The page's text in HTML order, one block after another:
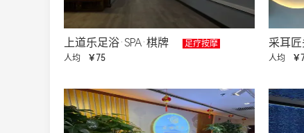
上道乐足浴·SPA·棋牌
足疗按摩
人均
￥75
采耳
人均
￥